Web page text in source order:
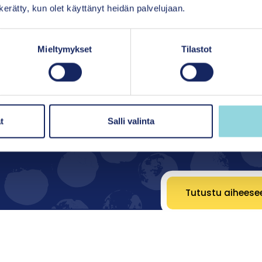
kun olet käyttänyt heidän palvelujaan.
Mieltymykset Tilastot
Salli valinta
hyvinvointi
lasten ja nuorten arjen psykososiaalisiin
tukevat mielenterveyttä sekä auttavat
Tutustu